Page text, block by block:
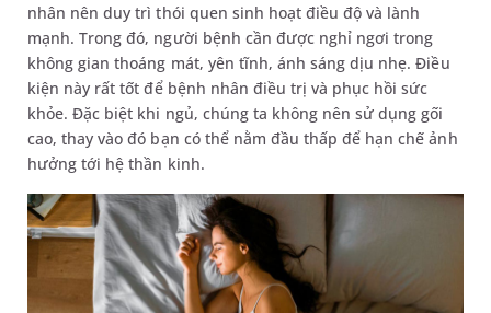
nhân nên duy trì thói quen sinh hoạt điều độ và lành
mạnh. Trong đó, người bệnh cần được nghỉ ngơi trong
không gian thoáng mát, yên tĩnh, ánh sáng dịu nhẹ. Điều
kiện này rất tốt để bệnh nhân điều trị và phục hồi sức
khỏe. Đặc biệt khi ngủ, chúng ta không nên sử dụng gối
cao, thay vào đó bạn có thể nằm đầu thấp để hạn chế ảnh
hưởng tới hệ thần kinh.